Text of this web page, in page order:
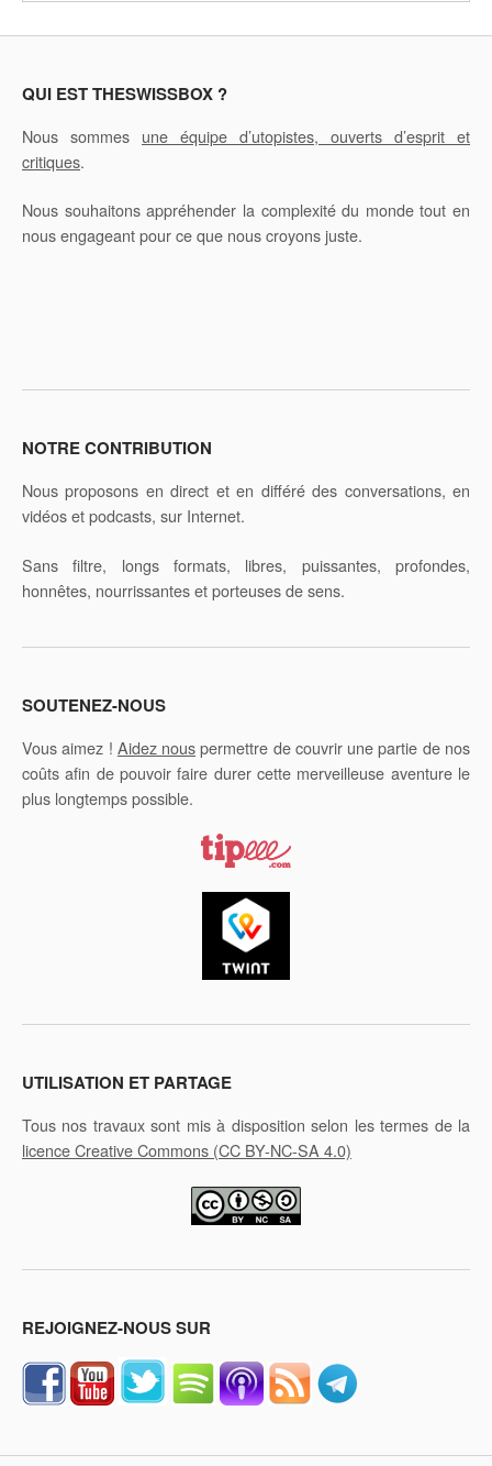
QUI EST THESWISSBOX ?
Nous sommes une équipe d’utopistes, ouverts d’esprit et
critiques.
Nous souhaitons appréhender la complexité du monde tout en
nous engageant pour ce que nous croyons juste.
NOTRE CONTRIBUTION
Nous proposons en direct et en différé des conversations, en
vidéos et podcasts, sur Internet.
Sans filtre, longs formats, libres, puissantes, profondes,
honnêtes, nourrissantes et porteuses de sens.
SOUTENEZ-NOUS
Vous aimez ! Aidez nouspermettre de couvrir une partie de nos
coûts afin de pouvoir faire durer cette merveilleuse aventure le
plus longtemps possible.
UTILISATION ET PARTAGE
Tous nos travaux sont mis à disposition selon les termes de la
licence Creative Commons (CC BY-NC-SA 4.0)
REJOIGNEZ-NOUS SUR